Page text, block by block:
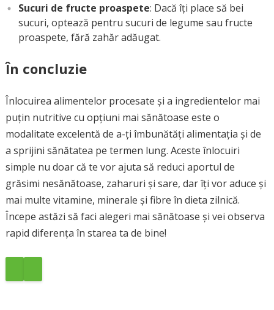
Sucuri de fructe proaspete: Dacă îți place să bei
sucuri, optează pentru sucuri de legume sau fructe
proaspete, fără zahăr adăugat.
În concluzie
Înlocuirea alimentelor procesate și a ingredientelor mai
puțin nutritive cu opțiuni mai sănătoase este o
modalitate excelentă de a-ți îmbunătăți alimentația și de
a sprijini sănătatea pe termen lung. Aceste înlocuiri
simple nu doar că te vor ajuta să reduci aportul de
grăsimi nesănătoase, zaharuri și sare, dar îți vor aduce și
mai multe vitamine, minerale și fibre în dieta zilnică.
Începe astăzi să faci alegeri mai sănătoase și vei observa
rapid diferența în starea ta de bine!